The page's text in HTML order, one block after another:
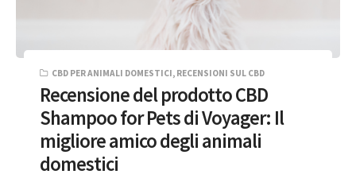
CBD PER ANIMALI DOMESTICI, RECENSIONI SUL CBD
Recensione del prodotto CBD
Shampoo for Pets di Voyager: Il
migliore amico degli animali
domestici